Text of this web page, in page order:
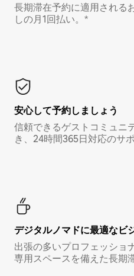
長期滞在予約に適用される
しの月1回払い。*
安心して予約しましょう
信頼できるゲストコミュニ
き、24時間365日対応のサ
デジタルノマド⁠に最⁠適⁠なビ⁠
出張の多いプロフェッショ
専用スペースを備えた長期